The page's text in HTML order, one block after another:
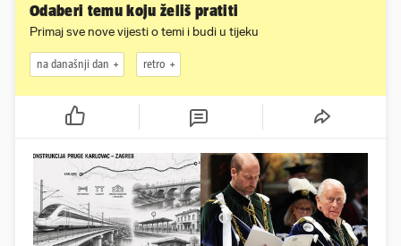
Odaberi temu koju želiš pratiti
Primaj sve nove vijesti o temi i budi u tijeku
na današnji dan retro